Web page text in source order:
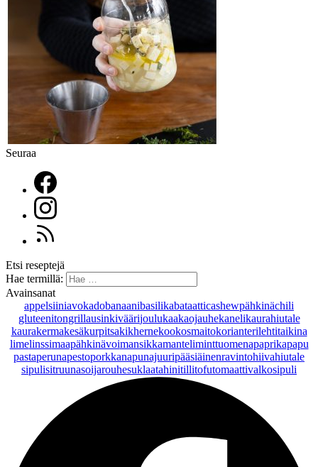
Seuraa
Etsi reseptejä
Hae termillä:
Avainsanat
appelsiiniavokadobanaanibasilikabataatticashewpähkinächili
gluteenitongrillausinkiväärijoulukaakaojauhekanelikaurahiutale
kaurakermakesäkurpitsakikhernekookosmaitokorianterilehtitaikina
limelinssimaapähkinävoimansikkamanteliminttuomenapaprikapapu
pastaperunapestoporkkanapunajuuripääsiäinenravintohiivahiutale
sipulisitruunasoijarouhesuklaatahinitillitofutomaattivalkosipuli